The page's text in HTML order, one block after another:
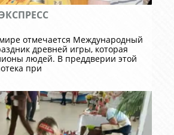
отмечается Международный
древней игры, которая
людей. В преддверии этой
при